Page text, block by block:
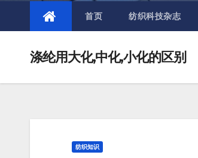
首页 纺织科技杂志
涤纶用大化,中化,小化的区别
纺织知识